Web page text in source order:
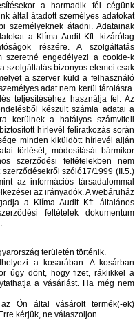
a harmadik fél cégünk
által átadott személyes adatokat
személyeknek átadni. Adatainak
a Klíma Audit Kft. kizárólag
részére. A szolgáltatás
szeretné engedélyezi a cookie-k
szolgáltatás bizonyos elemei csak
a szerver küld a felhasználó
adat nem kerül tárolásra.
teljesítéséhez használja fel. Az
készült számla adatai a
kerülnek a hatályos számviteli
hírlevél feliratkozás során
minden kiküldött hírlevél alján
törlését, módosítását bármikor
szerződési feltételekben nem
szóló17/1999 (II.5.)
az információs társadalommal
az irányadók. A webáruház
a Klíma Audit Kft. általános
feltételek dokumentum
területén történik.
a kosarában. A kosárban
úgy dönt, hogy fizet, ráklikkel a
a vásárlást. Ha még nem
Ön által vásárolt termék(-ek)
kérjük, ne válaszoljon.